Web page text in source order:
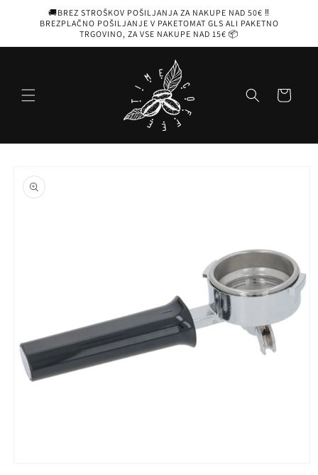
vsebino
🚚BREZ STROŠKOV POŠILJANJA ZA NAKUPE NAD 50€ ‼️
BREZPLAČNO POŠILJANJE V PAKETOMAT GLS ALI PAKETNO
TRGOVINO, ZA VSE NAKUPE NAD 15€ 📦
Košarica
informacije
o izdelku